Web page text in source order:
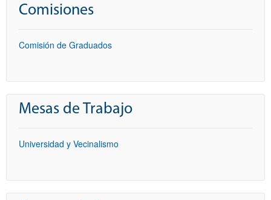
Comisiones
Comisión de Graduados
Mesas de Trabajo
Universidad y Vecinalismo